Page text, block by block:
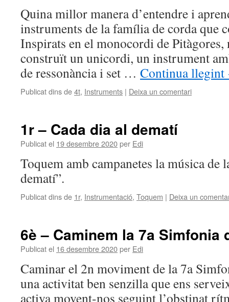
Quina millor manera d’entendre i
instruments de la família de corda que
Inspirats en el monocordi de Pitàgores,
construït un unicordi, un instrument
de ressonància i set … Continua llegint
Publicat dins de4t, Instruments | Deixa un comentari
1r – Cada dia al dematí
Publicat el 19 desembre 2020per Edi
Toquem amb campanetes la música de
dematí”.
Publicat dins de 1r, Instrumentació, Toquem | Deixa un
6è – Caminem la 7a Simfonia
Publicat el 16 desembre 2020per Edi
Caminar el 2n moviment de la 7a
una activitat ben senzilla que ens
activa movent-nos seguint l’obstinat